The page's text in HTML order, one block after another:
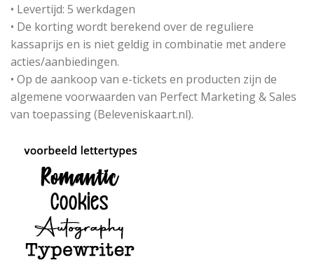
• Levertijd: 5 werkdagen
• De korting wordt berekend over de reguliere
kassaprijs en is niet geldig in combinatie met andere
acties/aanbiedingen.
• Op de aankoop van e-tickets en producten zijn de
algemene voorwaarden van Perfect Marketing & Sales
van toepassing (Beleveniskaart.nl).